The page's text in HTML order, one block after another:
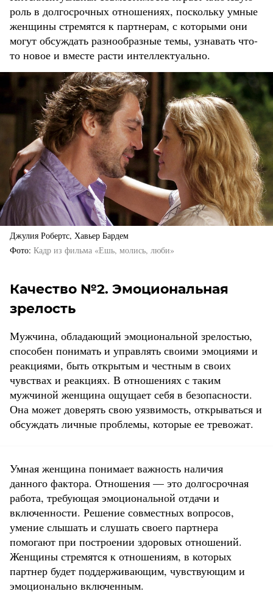
роль в долгосрочных отношениях, поскольку умные
женщины стремятся к партнерам, с которыми они
могут обсуждать разнообразные темы, узнавать что-
то новое и вместе расти интеллектуально.
Джулия Робертс, Хавьер Бардем
Фото Кадр из фильма «Ешь, молись, люби»
Качество №2. Эмоциональная
зрелость
Мужчина, обладающий эмоциональной зрелостью,
способен понимать и управлять своими эмоциями и
реакциями, быть открытым и честным в своих
чувствах и реакциях. В отношениях с таким
мужчиной женщина ощущает себя в безопасности.
Она может доверять свою уязвимость, открываться и
обсуждать личные проблемы, которые ее тревожат.
Умная женщина понимает важность наличия
данного фактора. Отношения — это долгосрочная
работа, требующая эмоциональной отдачи и
включенности. Решение совместных вопросов,
умение слышать и слушать своего партнера
помогают при построении здоровых отношений.
Женщины стремятся к отношениям, в которых
партнер будет поддерживающим, чувствующим и
эмоционально включенным.